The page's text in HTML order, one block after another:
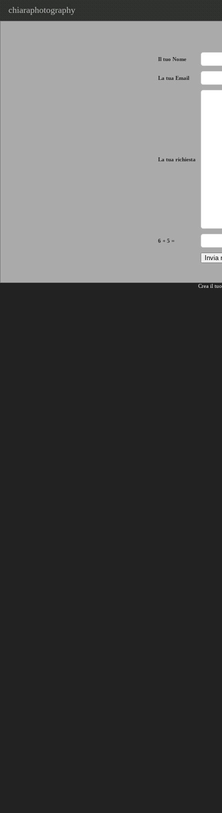
chiaraphotography
Il tuo Nome
La tua Email
La tua richiesta
6 + 5 =
Crea il